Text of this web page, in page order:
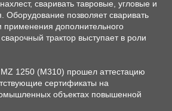
сваривать тавровые, угловые и
Оборудование позволяет сваривать
дополнительного
трактор выступает в роли
1250 (М310) прошел аттестацию
сертификаты на
объектах повышенной